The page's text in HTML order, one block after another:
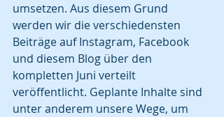
umsetzen. Aus diesem Grund
werden wir die verschiedensten
Beiträge auf Instagram, Facebook
und diesem Blog über den
kompletten Juni verteilt
veröffentlicht. Geplante Inhalte sind
unter anderem unsere Wege, um